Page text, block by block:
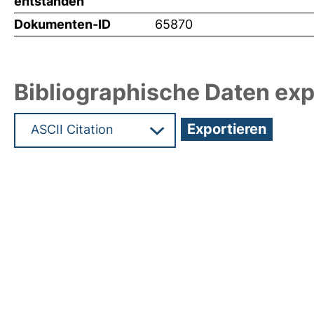
Dokumenten-ID 65870
Bibliographische Daten